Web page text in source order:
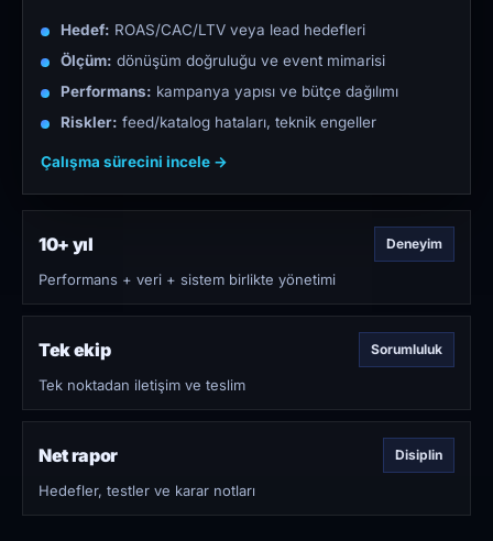
Hedef: ROAS/CAC/LTV veya lead hedefleri
Ölçüm: dönüşüm doğruluğu ve event mimarisi
Performans: kampanya yapısı ve bütçe dağılımı
Riskler: feed/katalog hataları, teknik engeller
Çalışma sürecini incele →
10+ yıl Deneyim
Performans + veri + sistem birlikte yönetimi
Tek ekip Sorumluluk
Tek noktadan iletişim ve teslim
Net rapor Disiplin
Hedefler, testler ve karar notları